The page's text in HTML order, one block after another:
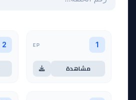
1
EP
مشاهدة
2